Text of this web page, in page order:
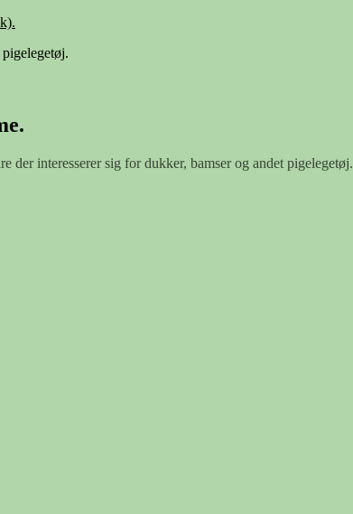
der interesserer sig for dukker, bamser og andet pigelegetøj.